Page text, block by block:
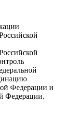
Федерации и
Федерации.